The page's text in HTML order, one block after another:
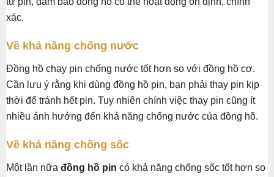
xác.
Về khả năng chống nước
Đồng hồ chạy pin chống nước tốt hơn so với đồng hồ cơ.
Cần lưu ý rằng khi dùng đồng hồ pin, bạn phải thay pin kịp
thời để tránh hết pin. Tuy nhiên chính việc thay pin cũng ít
nhiều ảnh hưởng đến khả năng chống nước của đồng hồ.
Về khả năng chống sốc
Một lần nữa đồng hồ pin có khả năng chống sốc tốt hơn so